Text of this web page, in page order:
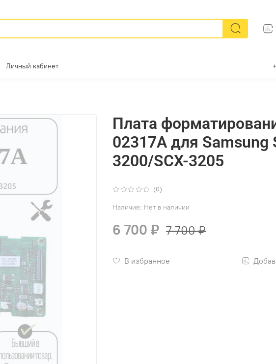
Личный кабинет
(0)
Наличие: Нет в наличии
Плата
02317A для Samsung
3200/SCX-3205
6 700 ₽ 7 700 ₽
В избранное